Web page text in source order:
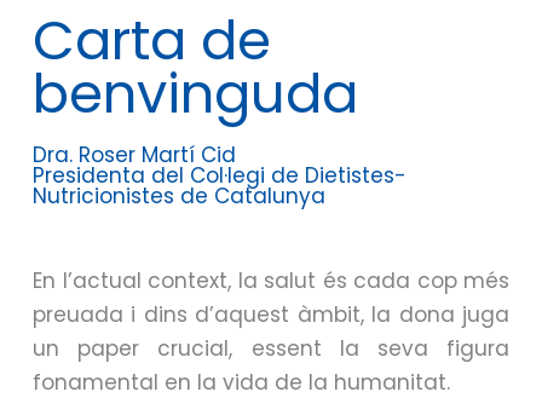
Carta de
benvinguda
Dra. Roser Martí Cid
Presidenta del Col·legi de Dietistes-
Nutricionistes de Catalunya
En l’actual context, la salut és cada cop més
preuada i dins d’aquest àmbit, la dona juga
un paper crucial, essent la seva figura
fonamental en la vida de la humanitat.